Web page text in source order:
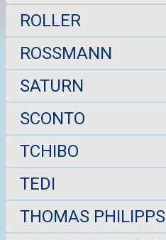
ROLLER
ROSSMANN
SATURN
SCONTO
TCHIBO
TEDI
THOMAS PHILIPPS